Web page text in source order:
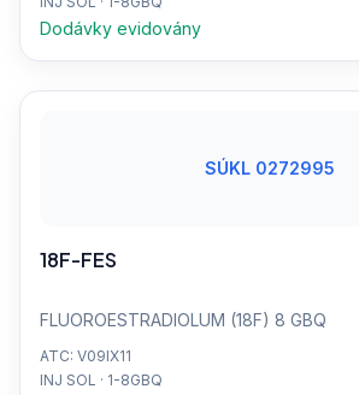
Dodávky evidovány
SÚKL 0272995
18F-FES
FLUOROESTRADIOLUM (18F) 8 GBQ
ATC: V09IX11
INJ SOL · 1-8GBQ